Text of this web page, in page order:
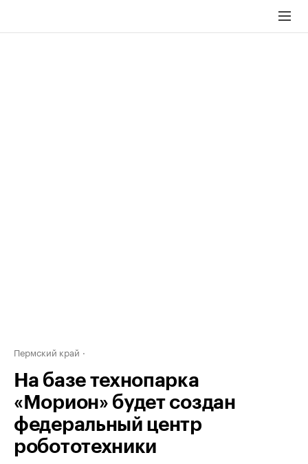
Пермский край
На базе технопарка
«Морион» будет создан
федеральный центр
робототехники